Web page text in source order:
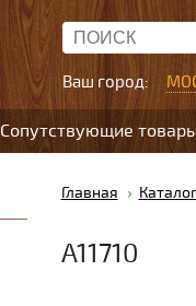
Ваш город:
Сопутствующие
Главная Каталог
A11710